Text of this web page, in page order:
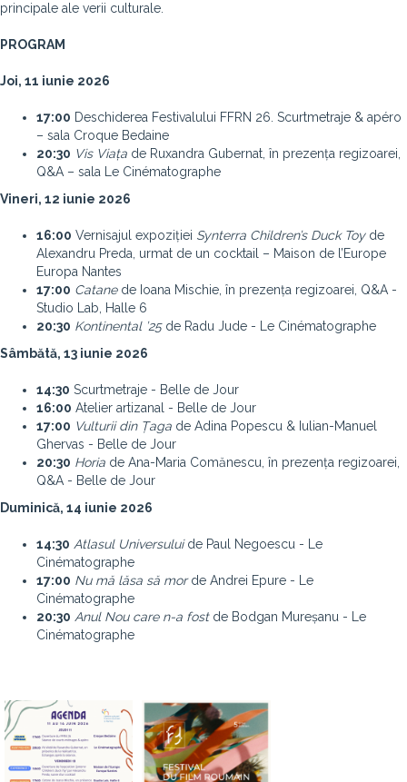
principale ale verii culturale.
PROGRAM
Joi, 11 iunie 2026
17:00 Deschiderea Festivalului FFRN 26. Scurtmetraje & apéro
– sala Croque Bedaine
20:30 Vis Viața de Ruxandra Gubernat, în prezența regizoarei,
Q&A – sala Le Cinématographe
Vineri, 12 iunie 2026
16:00 Vernisajul expoziției Synterra Children’s Duck Toyde
Alexandru Preda, urmat de un cocktail – Maison de l’Europe
Europa Nantes
17:00 Catanede Ioana Mischie, în prezența regizoarei, Q&A -
Studio Lab, Halle 6
20:30 Kontinental ’25de Radu Jude - Le Cinématographe
Sâmbătă, 13 iunie 2026
14:30 Scurtmetraje - Belle de Jour
16:00 Atelier artizanal - Belle de Jour
17:00 Vulturii din Țaga de Adina Popescu & Iulian-Manuel
Ghervas - Belle de Jour
20:30 Horia de Ana-Maria Comănescu, în prezența regizoarei,
Q&A - Belle de Jour
Duminică, 14 iunie 2026
14:30 Atlasul Universuluide Paul Negoescu - Le
Cinématographe
17:00 Nu mă lăsa să morde Andrei Epure - Le
Cinématographe
20:30 Anul Nou care n-a fostde Bodgan Mureșanu - Le
Cinématographe